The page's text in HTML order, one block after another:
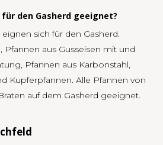
den Gasherd geeignet?
sich für den Gasherd.
Pfannen aus Gusseisen mit und
Pfannen aus Karbonstahl,
Kupferpfannen. Alle Pfannen von
auf dem Gasherd geeignet.